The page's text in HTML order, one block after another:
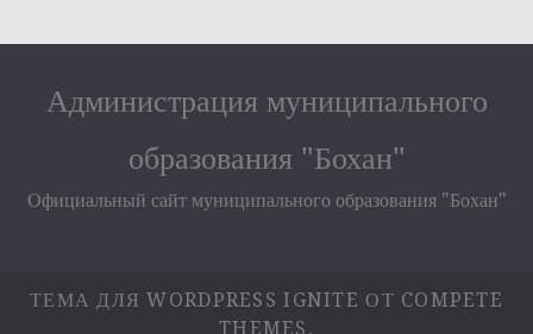
Администрация муниципального
образования "Бохан"
Официальный сайт муниципального образования "Бохан"
ТЕМА ДЛЯ WORDPRESS IGNITE ОТ COMPETE
THEMES.